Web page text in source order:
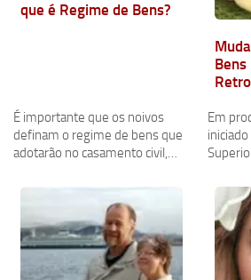
que é Regime de Bens?
É importante que os noivos
definam o regime de bens que
adotarão no casamento civil,…
Em